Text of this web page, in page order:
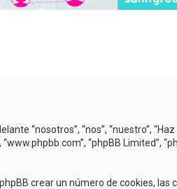
“nosotros”, “nos”, “nuestro”, “Haz
“phpBB Limited”,
crear un número de cookies, las